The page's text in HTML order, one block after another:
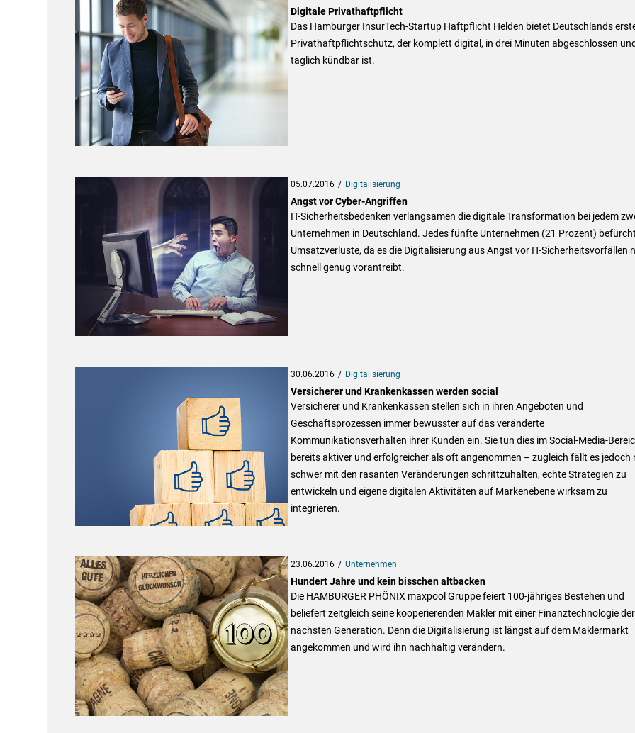
Digitale Privathaftpflicht
Das Hamburger InsurTech-Startup Haftpflicht Helden bietet Deutschlands
Privathaftpflichtschutz, der komplett digital, in drei Minuten abgeschlossen
täglich kündbar ist.
05.07.2016 Digitalisierung
Angst vor Cyber-Angriffen
IT-Sicherheitsbedenken verlangsamen die digitale Transformation bei jedem
Unternehmen in Deutschland. Jedes fünfte Unternehmen (21 Prozent)
Umsatzverluste, da es die Digitalisierung aus Angst vor IT-Sicherheitsvorfällen
schnell genug vorantreibt.
30.06.2016 Digitalisierung
Versicherer und Krankenkassen werden social
Versicherer und Krankenkassen stellen sich in ihren Angeboten und
Geschäftsprozessen immer bewusster auf das veränderte
Kommunikationsverhalten ihrer Kunden ein. Sie tun dies im Social-Media-
bereits aktiver und erfolgreicher als oft angenommen – zugleich fällt es jedoch
schwer mit den rasanten Veränderungen schrittzuhalten, echte Strategien zu
entwickeln und eigene digitalen Aktivitäten auf Markenebene wirksam zu
integrieren.
23.06.2016 Unternehmen
Hundert Jahre und kein bisschen altbacken
Die HAMBURGER PHÖNIX maxpool Gruppe feiert 100-jähriges Bestehen und
beliefert zeitgleich seine kooperierenden Makler mit einer Finanztechnologie der
nächsten Generation. Denn die Digitalisierung ist längst auf dem Maklermarkt
angekommen und wird ihn nachhaltig verändern.